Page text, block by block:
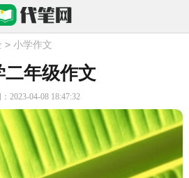
> 小学作文
二年级作文
2023-04-08 18:47:32